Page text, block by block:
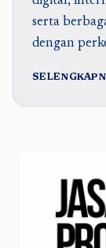
serta
dengan